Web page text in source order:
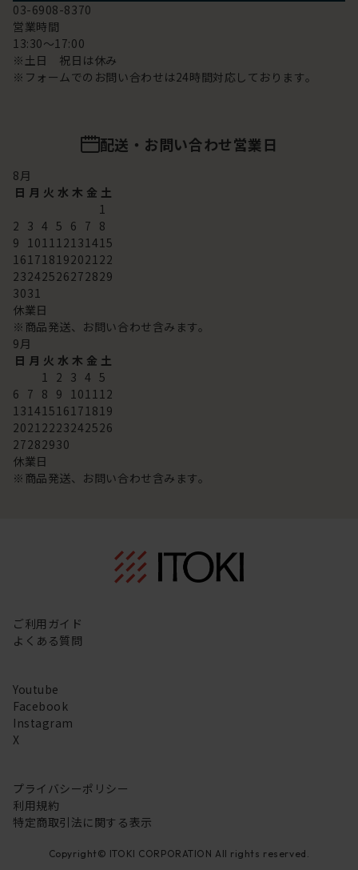
03-6908-8370
営業時間
13:30～17:00
※土日 祝日は休み
※フォームでのお問い合わせは24時間対応しております。
配送・お問い合わせ営業日
8 月
日 月 火 水 木 金 土
1
2 3 4 5 6 7 8
9
10 11 12 13 14 15
16 17 18 192021 22
23242526272829
3031
休業日
※商品発送、お問い合わせ含みます。
9 月
日 月 火 水 木 金 土
1
2 3 4 5
6 7 8 9 10 11 12
13 14 15 16 17 18 19
2021 2223242526
27282930
休業日
※商品発送、お問い合わせ含みます。
ご利用ガイド
よくある質問
Youtube
Facebook
Instagram
X
プライバシーポリシー
利用規約
特定商取引法に関する表示
Copyright© ITOKI CORPORATION All rights reserved.